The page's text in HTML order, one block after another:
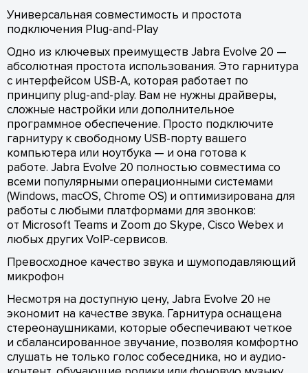
Универсальная совместимость и простота
подключения Plug-and-Play
Одно из ключевых преимуществ Jabra Evolve 20 —
абсолютная простота использования. Это гарнитура
с интерфейсом USB-A, которая работает по
принципу plug-and-play. Вам не нужны драйверы,
сложные настройки или дополнительное
программное обеспечение. Просто подключите
гарнитуру к свободному USB-порту вашего
компьютера или ноутбука — и она готова к
работе. Jabra Evolve 20 полностью совместима со
всеми популярными операционными системами
(Windows, macOS, Chrome OS) и оптимизирована для
работы с любыми платформами для звонков:
от Microsoft Teams и Zoom до Skype, Cisco Webex и
любых других VoIP-сервисов.
Превосходное качество звука и шумоподавляющий
микрофон
Несмотря на доступную цену, Jabra Evolve 20 не
экономит на качестве звука. Гарнитура оснащена
стереонаушниками, которые обеспечивают четкое
и сбалансированное звучание, позволяя комфортно
слушать не только голос собеседника, но и аудио-